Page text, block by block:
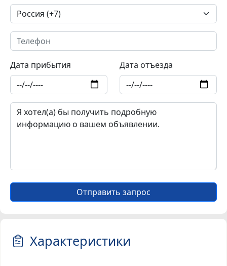
Дата прибытия Дата отъезда
Отправить запрос
Характеристики